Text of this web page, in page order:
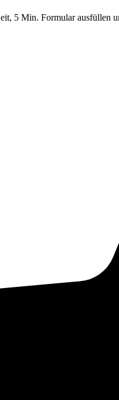
5 Min. Formular ausfüllen